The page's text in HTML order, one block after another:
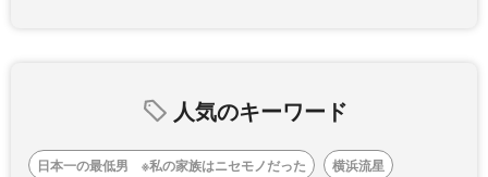
人気のキーワード
日本一の最低男 ※私の家族はニセモノだった
横浜流星